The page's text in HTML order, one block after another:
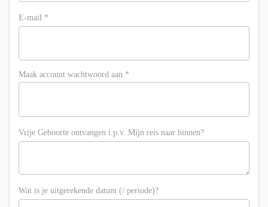
E-mail *
Maak account wachtwoord aan *
Vrije Geboorte ontvangen i.p.v. Mijn reis naar binnen?
Wat is je uitgerekende datum (/ periode)?